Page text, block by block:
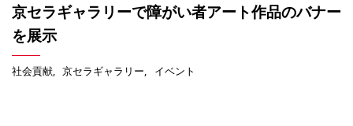
京セラギャラリーで障がい者アート作品のバナー
を展示
社会貢献 京セラギャラリー イベント